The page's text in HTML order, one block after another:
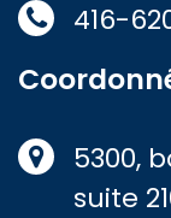
416-
5300,
suite